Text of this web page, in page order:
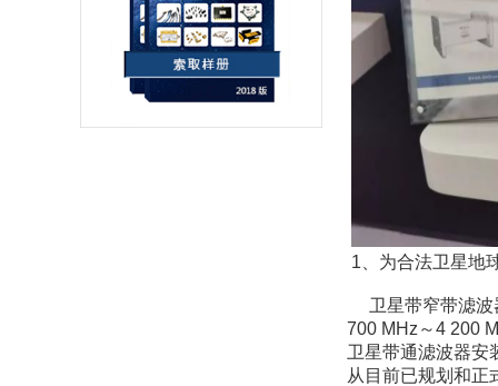
1、为合法卫星地
卫星带窄带滤波
700 MHz～4 200
卫星带通滤波器安
从目前已规划和正